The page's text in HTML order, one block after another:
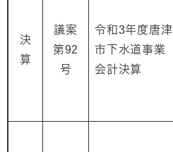
決
算
議案
第92
号
令和3年度唐津
市下水道事業
会計決算